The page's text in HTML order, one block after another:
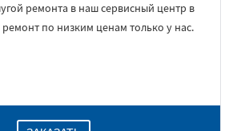
ремонта в наш сервисный центр в
по низким ценам только у нас.